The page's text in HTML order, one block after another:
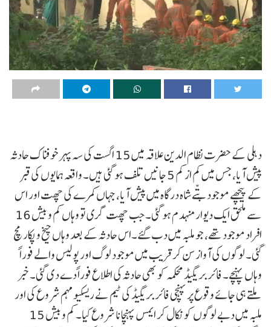
دہلی کے حضرت نظام الدین علاقہ میں 15 اگست کی سہ پہر خوفناک حادثہ
پیش آیا، جس میں کم از کم 5 جانیں تلف ہو گئی ہیں۔ واقعہ ہمایوں کی قبر
کے پیچھے موجود پتّے شاہ درگاہ میں پیش آیا، جہاں کمرے کی چھت اور اس
سے ملحق ایک دیوار منہدم ہو گئی۔ جب چھت گری تو وہاں کم و بیش 16
افراد موجود تھے، جو ملبہ میں دب گئے۔اس حادثہ کے بعد وہاں چیخ و پکار مچ
گئی۔ لوگوں کی آواز سن کر قریب میں موجود لوگ اور پولیس والے فوراً
وہاں پہنچے۔ فائر بریگیڈ محکمہ کو بھی حادثہ کی اطلاع فوراً دے دی گئی۔ خبر
ملتے ہی جائے وقوع پر پہنچی فائر بریگیڈ کی ٹیم نے ریسکیو مہم شروع کی اور
ملبہ میں دبے لوگوں کو نکال کر ایمس پہنچانا شروع کیا۔ کم و بیش 15